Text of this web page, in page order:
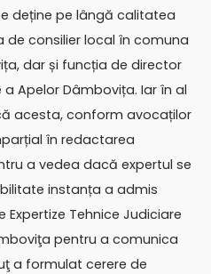
deține pe lângă calitatea
de consilier local în comuna
dar și funcția de director
Apelor Dâmbovița. Iar în al
acesta, conform avocaților
în redactarea
a vedea dacă expertul se
instanța a admis
Expertize Tehnice Judiciare
pentru a comunica
a formulat cerere de